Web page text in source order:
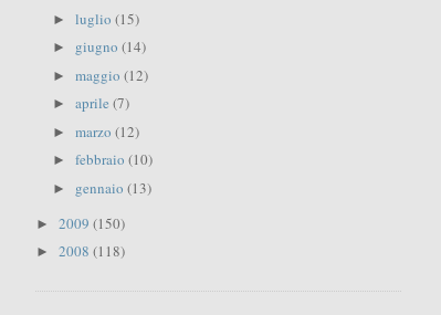
►luglio(15)
► giugno(14)
►maggio(12)
►aprile(7)
►marzo(12)
►febbraio(10)
► gennaio(13)
► 2009 (150)
► 2008 (118)